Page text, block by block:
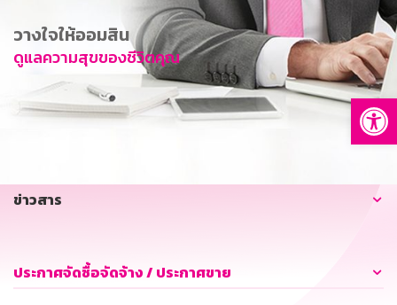
การพัฒนาที่ยั่งยืน
ข่าวสาร
บริการทางการเงิน
อื่นๆ
วางใจให้ออมสิน
ดูแลความสุขของชีวิตคุณ
ข่าวสาร
ประกาศจัดซื้อจัดจ้าง / ประกาศขาย